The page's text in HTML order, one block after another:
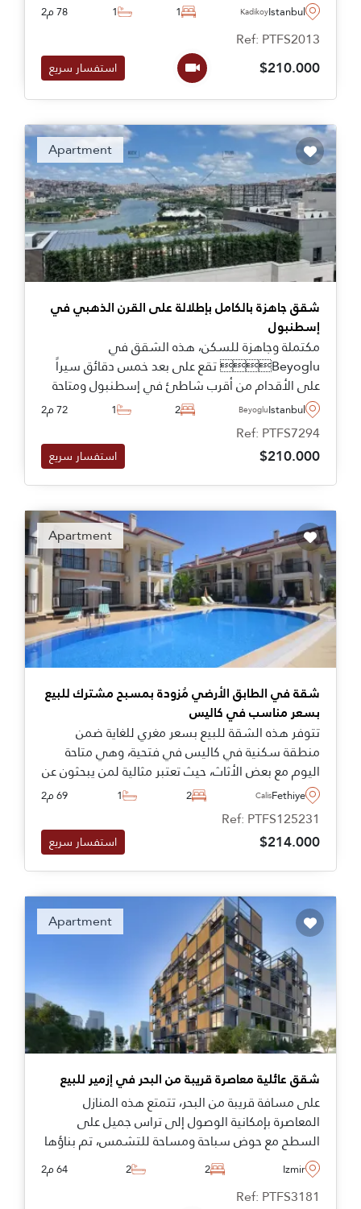
Istanbul
Kadikoy
1
1 78 م2
Ref: PTFS2013
$210.000 استفسار سريع
Apartment
شقق جاهزة بالكامل بإطلالة على القرن الذهبي في
إسطنبول
مكتملة وجاهزة للسكن، هذه الشقق في
Beyoglu تقع على بعد خمس دقائق سيراً
على الأقدام من أقرب شاطئ في إسطنبول ومتاحة
للشراء بمساحات تصل إلى ثلاث غرف نوم.
Istanbul
Beyoglu
2
1 72 م2
Ref: PTFS7294
$210.000 استفسار سريع
Apartment
شقة في الطابق الأرضي مُزودة بمسبح مشترك للبيع
بسعر مناسب في كاليس
تتوفر هذه الشقة للبيع بسعر مغري للغاية ضمن
منطقة سكنية في كاليس في فتحية، وهي متاحة
اليوم مع بعض الأثاث، حيث تعتبر مثالية لمن يبحثون عن
التقاعد في أجواء مشمسة في تركيا.
Fethiye
Calis
2
1 69 م2
Ref: PTFS125231
$214.000 استفسار سريع
Apartment
شقق عائلية معاصرة قريبة من البحر في إزمير للبيع
على مسافة قريبة من البحر، تتمتع هذه المنازل
المعاصرة بإمكانية الوصول إلى تراس جميل على
السطح مع حوض سباحة ومساحة للتشمس، تم بناؤها
لتلبية جميع احتياجات الحياة العصرية في تركيا ومتاحة
بخطط الدفع.
Izmir
2
2 64 م2
Ref: PTFS3181